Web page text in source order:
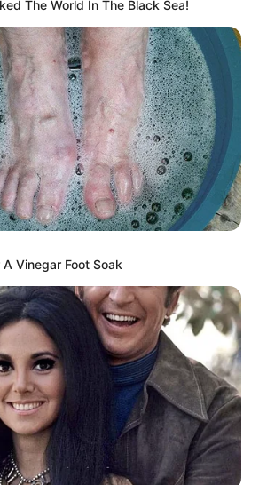
obejrzeć poniżej:
The World In The Black Sea!
Vinegar Foot Soak